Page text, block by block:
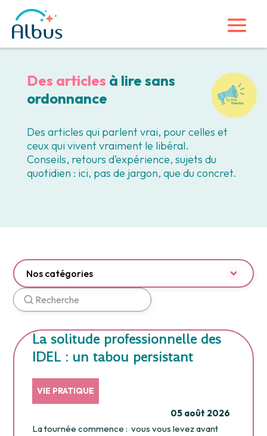
Des articles à lire sans
ordonnance
Des articles qui parlent vrai, pour celles et
ceux qui vivent vraiment le libéral.
Conseils, retours d’expérience, sujets du
quotidien : ici, pas de jargon, que du concret.
Nos catégories
La solitude professionnelle des
IDEL : un tabou persistant
VIE PRATIQUE
05 août 2026
La tournée commence : vous vous levez avant